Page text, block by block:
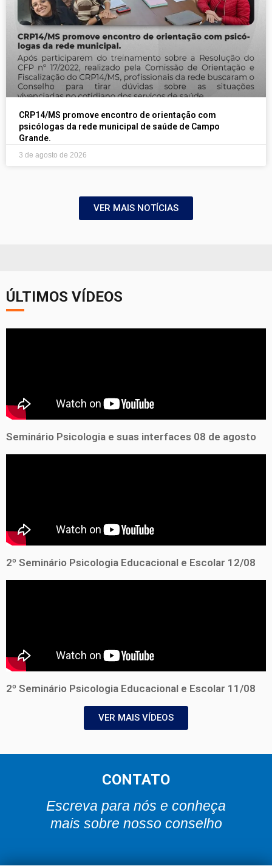
CRP14/MS promove encontro de orientação com
psicólogas da rede municipal de saúde de Campo
Grande.
3 de agosto de 2026
VER MAIS NOTÍCIAS
ÚLTIMOS VÍDEOS
Seminário Psicologia e suas interfaces 08 de agosto
2º Seminário Psicologia Educacional e Escolar 12/08
2º Seminário Psicologia Educacional e Escolar 11/08
VER MAIS VÍDEOS
CONTATO
Escreva para nós e conheça
mais sobre nosso conselho